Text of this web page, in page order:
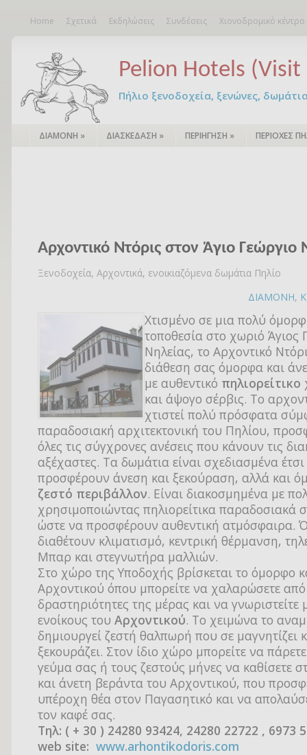
Home Σχετικά Εκδηλώσεις Συνδέσεις Χιονοδρομικό
Pelion Hotels (Visit
Πήλιο ξενοδοχεία, ξενώνες,
ΔΙΑΜΟΝΗ » ΔΙΑΣΚΕΔΑΣΗ » ΠΕΡΙΗΓΗΣΗ » ΠΕΡΙΟΧΕΣ
Αρχοντικό Ντόρις στον Άγιο Γεώργιο
Ξενοδοχεία, Αρχοντικά, ενοικιαζόμενα δωμάτια Πηλίο
ΔΙΑΜΟΝΗ,
Χτισμένο σε μια πολύ
τοποθεσία στο χωριό Άγιος
Νηλείας, το Αρχοντικό
διάθεση σας όμορφα και
με αυθεντικό πηλιορείτικο
και άψογο σέρβις. Το
χτιστεί πολύ πρόσφατα
παραδοσιακή αρχιτεκτονική του Πηλίου,
όλες τις σύγχρονες ανέσεις που κάνουν τις
αξέχαστες. Τα δωμάτια είναι σχεδιασμένα
προσφέρουν άνεση και ξεκούραση, αλλά και
ζεστό περιβάλλον. Είναι διακοσμημένα με
χρησιμοποιώντας πηλιορείτικα παραδοσιακά
ώστε να προσφέρουν αυθεντική ατμόσφαιρα.
διαθέτουν κλιματισμό, κεντρική θέρμανση,
Μπαρ και στεγνωτήρα μαλλιών.
Στο χώρο της Υποδοχής βρίσκεται το όμορφο
Αρχοντικού όπου μπορείτε να χαλαρώσετε από
δραστηριότητες της μέρας και να γνωριστείτε
ενοίκους του Αρχοντικού. Το χειμώνα το
δημιουργεί ζεστή θαλπωρή που σε μαγνητίζει
ξεκουράζει. Στον ίδιο χώρο μπορείτε να
γεύμα σας ή τους ζεστούς μήνες να καθίσετε
και άνετη βεράντα του Αρχοντικού, που
υπέροχη θέα στον Παγασητικό και να
τον καφέ σας.
Τηλ: ( + 30 ) 24280 93424, 24280 22722 , 6973
web site: www.arhontikodoris.com